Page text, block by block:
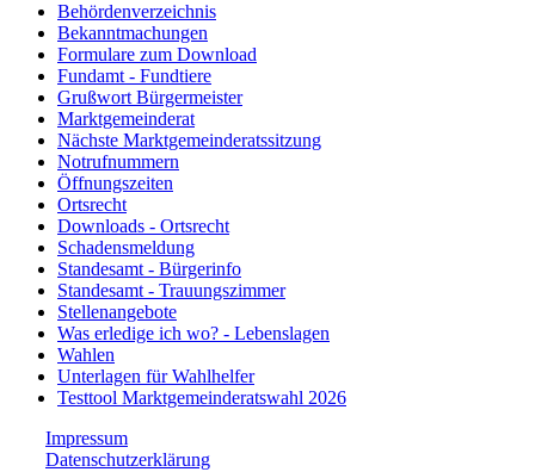
Behördenverzeichnis
Bekanntmachungen
Formulare zum Download
Fundamt - Fundtiere
Grußwort Bürgermeister
Marktgemeinderat
Nächste Marktgemeinderatssitzung
Notrufnummern
Öffnungszeiten
Ortsrecht
Downloads - Ortsrecht
Schadensmeldung
Standesamt - Bürgerinfo
Standesamt - Trauungszimmer
Stellenangebote
Was erledige ich wo? - Lebenslagen
Wahlen
Unterlagen für Wahlhelfer
Testtool Marktgemeinderatswahl 2026
Impressum
Datenschutzerklärung